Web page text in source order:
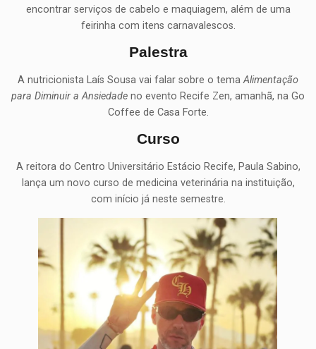
encontrar serviços de cabelo e maquiagem, além de uma
feirinha com itens carnavalescos.
Palestra
A nutricionista Laís Sousa vai falar sobre o temaAlimentação
para Diminuir a Ansiedade no evento Recife Zen, amanhã, na Go
Coffee de Casa Forte.
Curso
A reitora do Centro Universitário Estácio Recife, Paula Sabino,
lança um novo curso de medicina veterinária na instituição,
com início já neste semestre.